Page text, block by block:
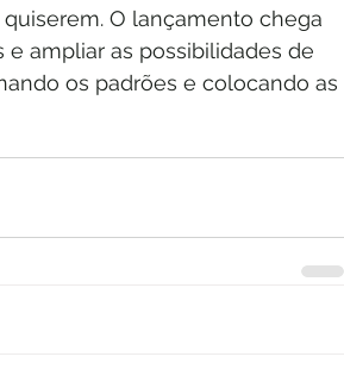
O lançamento chega
ampliar as possibilidades de
os padrões e colocando as